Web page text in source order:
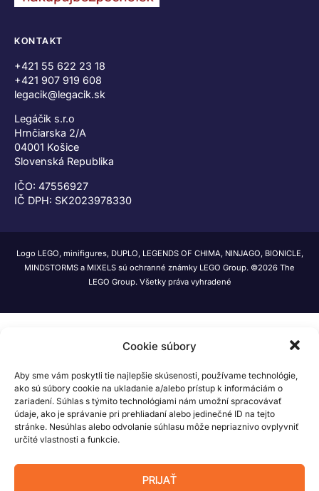
Cookie súbory
Aby sme vám poskytli tie najlepšie skúsenosti, používame technológie,
ako sú súbory cookie na ukladanie a/alebo prístup k informáciám o
zariadení. Súhlas s týmito technológiami nám umožní spracovávať
údaje, ako je správanie pri prehliadaní alebo jedinečné ID na tejto
stránke. Nesúhlas alebo odvolanie súhlasu môže nepriaznivo ovplyvniť
určité vlastnosti a funkcie.
PRIJAŤ
KONTAKT
+421 55 622 23 18
+421 907 919 608
legacik@legacik.sk
Legáčik s.r.o
Hrnčiarska 2/A
04001 Košice
Slovenská Republika
IČO: 47556927
IČ DPH: SK2023978330
Logo LEGO, minifigures, DUPLO, LEGENDS OF CHIMA, NINJAGO, BIONICLE,
MINDSTORMS a MIXELS sú ochranné známky LEGO Group. ©2026 The
LEGO Group. Všetky práva vyhradené